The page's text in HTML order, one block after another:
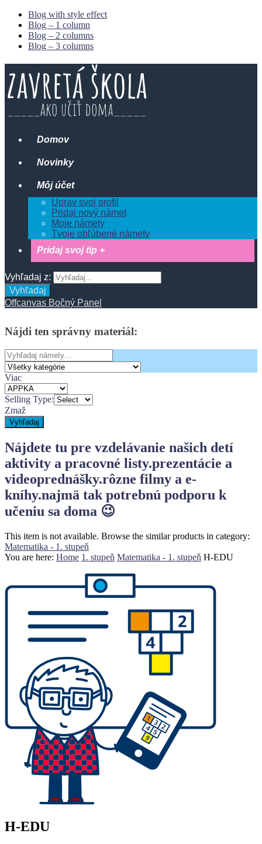
Blog with style effect
Blog – 1 column
Blog – 2 columns
Blog – 3 columns
Domov
Novinky
Môj účet
Uprav svoj profil
Pridaj nový námet
Moje námety
Tvoje obľúbené námety
Pridaj svoj tip +
Vyhľadaj z:
Vyhľadaj
Offcanvas Bočný Panel
Nájdi ten správny materiál:
Search
for:
Viac
Selling Type:
Zmaž
Vyhľadaj
Nájdete tu pre vzdelávanie našich detí
aktivity a pracovné listy.prezentácie a
videoprednášky.rôzne filmy a e-
kníhy.najmä tak potrebnú podporu k
učeniu sa doma 😉
This item is not available. Browse the similar products in category:
Matematika - 1. stupeň
You are here: Home 1. stupeň Matematika - 1. stupeň H-EDU
H-EDU